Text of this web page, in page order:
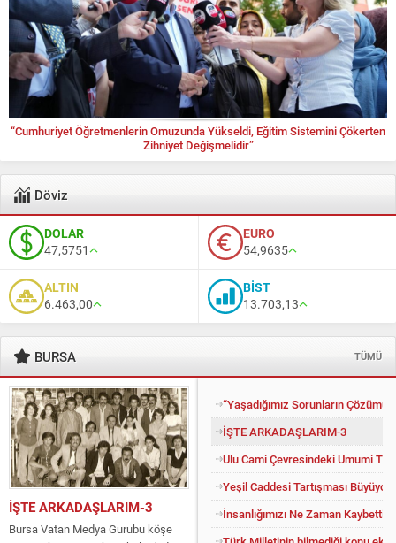
“Cumhuriyet Öğretmenlerin Omuzunda Yükseldi, Eğitim Sistemini Çökerten
Zihniyet Değişmelidir”
Döviz
DOLAR
47,5751
EURO
54,9635
ALTIN
6.463,00
BİST
13.703,13
BURSA TÜMÜ
İŞTE ARKADAŞLARIM-3
Bursa Vatan Medya Gurubu köşe
“Yaşadığımız Sorunların
İŞTE ARKADAŞLARIM-3
Ulu Cami Çevresindeki Umumi
Yeşil Caddesi Tartışması Büyüyor
İnsanlığımızı Ne Zaman Kaybettik?